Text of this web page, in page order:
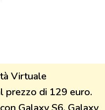
Virtuale
prezzo di 129 euro.